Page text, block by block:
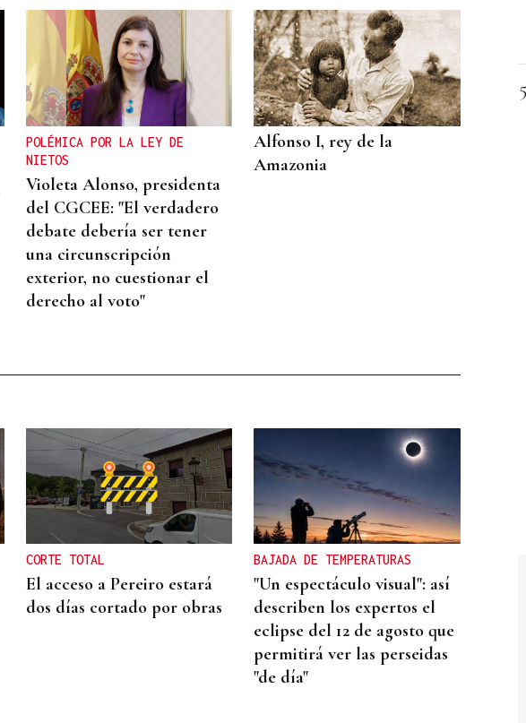
POLÉMICA POR LA LEY DE
NIETOS
Violeta Alonso, presidenta
del CGCEE: "El verdadero
debate debería ser tener
una circunscripción
exterior, no cuestionar el
derecho al voto"
Alfonso I, rey de la
Amazonia
CORTE TOTAL
El acceso a Pereiro estará
dos días cortado por obras
BAJADA DE TEMPERATURAS
"Un espectáculo visual": así
describen los expertos el
eclipse del 12 de agosto que
permitirá ver las perseidas
"de día"